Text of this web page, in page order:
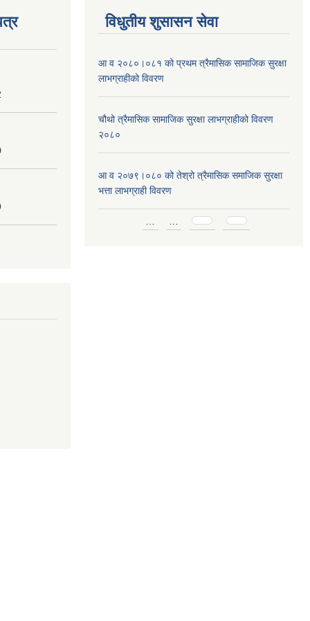
विधुतीय शुसासन सेवा
आ व २०८०।०८१ को प्रथम त्रैमासिक सामाजिक सुरक्षा
लाभग्राहीको विवरण
चौथो त्रैमासिक सामाजिक सुरक्षा लाभग्राहीको विवरण
२०८०
आ व २०७९।०८० को तेश्रो त्रैमासिक समाजिक सुरक्षा
भत्ता लाभग्राही विवरण
Pages